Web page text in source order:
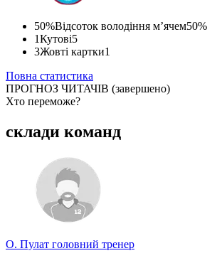
50%Відсоток володіння м’ячем50%
1Кутові5
3Жовті картки1
Повна статистика
ПРОГНОЗ ЧИТАЧІВ (завершено)
Хто переможе?
Спрогнозуєте точний рахунок?
Беріть участь у турнірі прогнозистів та
Турнір прогнозистів
склади команд
О. Пулат головний тренер